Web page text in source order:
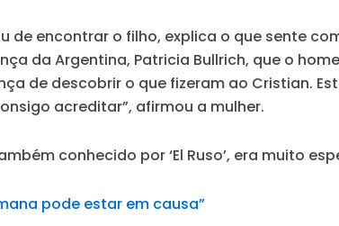
de encontrar o filho, explica o que sente
da Argentina, Patricia Bullrich, que o
de descobrir o que fizeram ao Cristian.
acreditar”, afirmou a mulher.
conhecido por ‘El Ruso’, era muito
pode estar em causa”